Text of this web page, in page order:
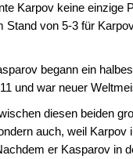
Karpov keine einzige
von 5-3 für
begann ein
und war neuer
diesen beiden
auch, weil Karpov
er Kasparov in